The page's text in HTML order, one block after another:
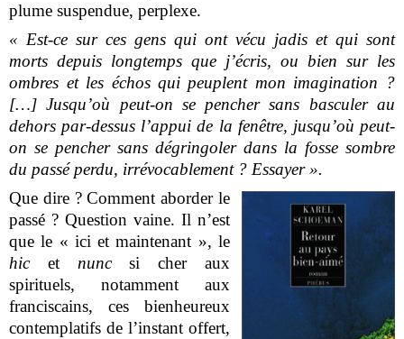
plume suspendue, perplexe.
« Est-ce sur ces gens qui ont vécu jadis et qui sont
morts depuis longtemps que j’écris, ou bien sur les
ombres et les échos qui peuplent mon imagination ?
[…] Jusqu’où peut-on se pencher sans basculer au
dehors par-dessus l’appui de la fenêtre, jusqu’où peut-
on se pencher sans dégringoler dans la fosse sombre
du passé perdu, irrévocablement ? Essayer ».
Que dire ? Comment aborder le
passé ? Question vaine. Il n’est
que le « ici et maintenant », le
hic et nuncsi cher aux
spirituels, notamment aux
franciscains, ces bienheureux
contemplatifs de l’instant offert,